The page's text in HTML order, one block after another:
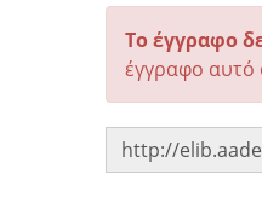
Το έγγραφο
έγγραφο αυτό